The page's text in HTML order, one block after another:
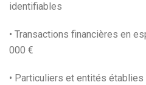
identifiables
• Transactions financières en
000 €
• Particuliers et entités